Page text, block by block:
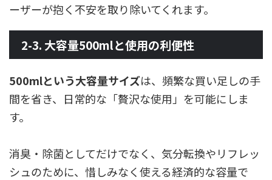
ーザーが抱く不安を取り除いてくれます。
2-3. 大容量500mlと使用の利便性
500mlという大容量サイズは、頻繁な買い足しの手
間を省き、日常的な「贅沢な使用」を可能にしま
す。
消臭・除菌としてだけでなく、気分転換やリフレッ
シュのために、惜しみなく使える経済的な容量で